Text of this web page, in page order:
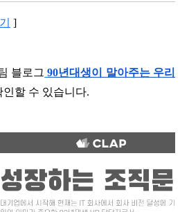
]
블로그 90년대생이 말아주는 우리
인할 수 있습니다.